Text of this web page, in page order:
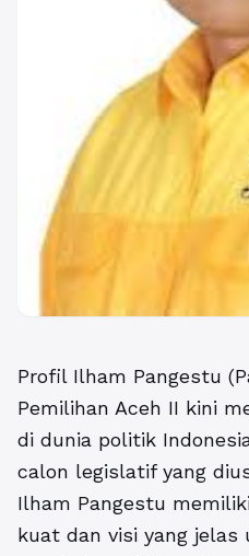
Profil Ilham Pangestu
Pemilihan Aceh II kini
di dunia politik
calon legislatif yang
Ilham Pangestu
kuat dan visi yang jelas